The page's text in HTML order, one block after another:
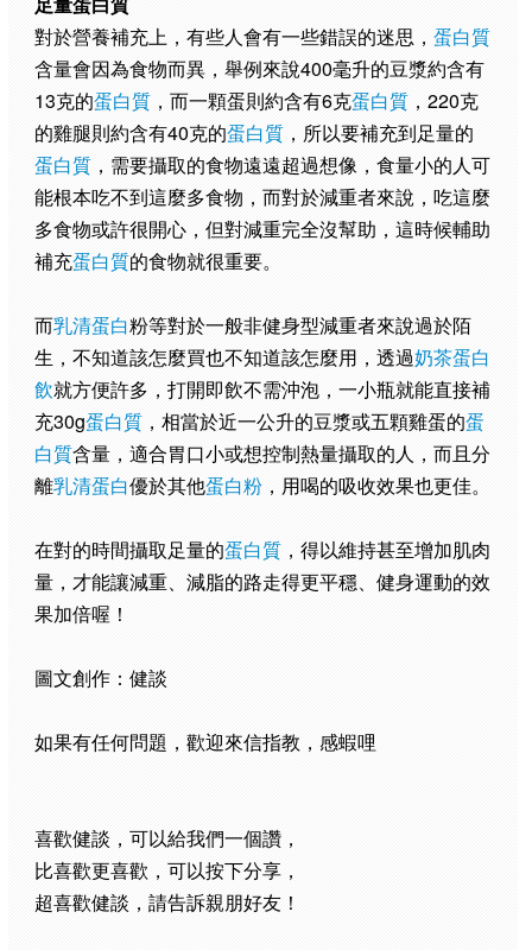
對於營養補充上，有些人會有一些錯誤的迷思， 蛋白質
含量會因為食物而異，舉例來說400毫升的豆漿約含有
13克的蛋白質，而一顆蛋則約含有6克蛋白質，220克
的雞腿則約含有40克的蛋白質，所以要補充到足量的
蛋白質，需要攝取的食物遠遠超過想像，食量小的人可
能根本吃不到這麼多食物，而對於減重者來說，吃這麼
多食物或許很開心，但對減重完全沒幫助，這時候輔助
補充蛋白質的食物就很重要。
而乳清蛋白粉等對於一般非健身型減重者來說過於陌
生，不知道該怎麼買也不知道該怎麼用，透過奶茶蛋白
飲就方便許多，打開即飲不需沖泡，一小瓶就能直接補
充30g蛋白質，相當於近一公升的豆漿或五顆雞蛋的蛋
白質含量，適合胃口小或想控制熱量攝取的人，而且分
離乳清蛋白優於其他蛋白粉，用喝的吸收效果也更佳。
在對的時間攝取足量的蛋白質，得以維持甚至增加肌肉
量，才能讓減重、減脂的路走得更平穩、健身運動的效
果加倍喔！
圖文創作：健談
如果有任何問題，歡迎來信指教，感蝦哩
喜歡健談，可以給我們一個讚，
比喜歡更喜歡，可以按下分享，
超喜歡健談，請告訴親朋好友！